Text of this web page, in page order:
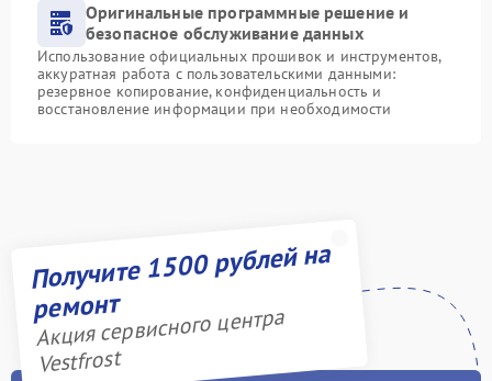
Оригинальные программные решение и
безопасное обслуживание данных
Использование официальных прошивок и инструментов,
аккуратная работа с пользовательскими данными:
резервное копирование, конфиденциальность и
восстановление информации при необходимости
Получите 1500 рублей на
ремонт
Акция сервисного центра
Vestfrost